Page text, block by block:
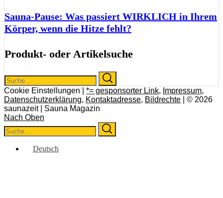
Sauna-Pause: Was passiert WIRKLICH in Ihrem
Körper, wenn die Hitze fehlt?
Produkt- oder Artikelsuche
Search
for:
Cookie Einstellungen | *= gesponsorter Link, Impressum,
Datenschutzerklärung, Kontaktadresse, Bildrechte | © 2026
saunazeit | Sauna Magazin
Nach Oben
Search
for:
Deutsch